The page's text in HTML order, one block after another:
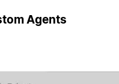
Agents